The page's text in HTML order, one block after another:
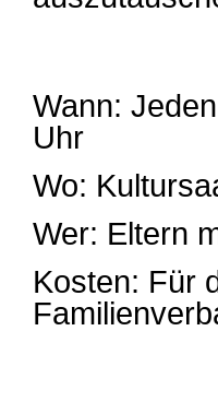
Wann:
Uhr
Wo:
Wer: Eltern
Kosten: Für